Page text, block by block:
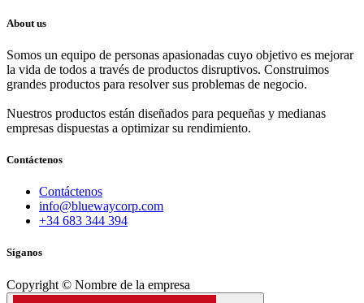
About us
Somos un equipo de personas apasionadas cuyo objetivo es mejorar
la vida de todos a través de productos disruptivos. Construimos
grandes productos para resolver sus problemas de negocio.
Nuestros productos están diseñados para pequeñas y medianas
empresas dispuestas a optimizar su rendimiento.
Contáctenos
Contáctenos
info@bluewaycorp.com
+34 683 344 394
Síganos
Copyright © Nombre de la empresa